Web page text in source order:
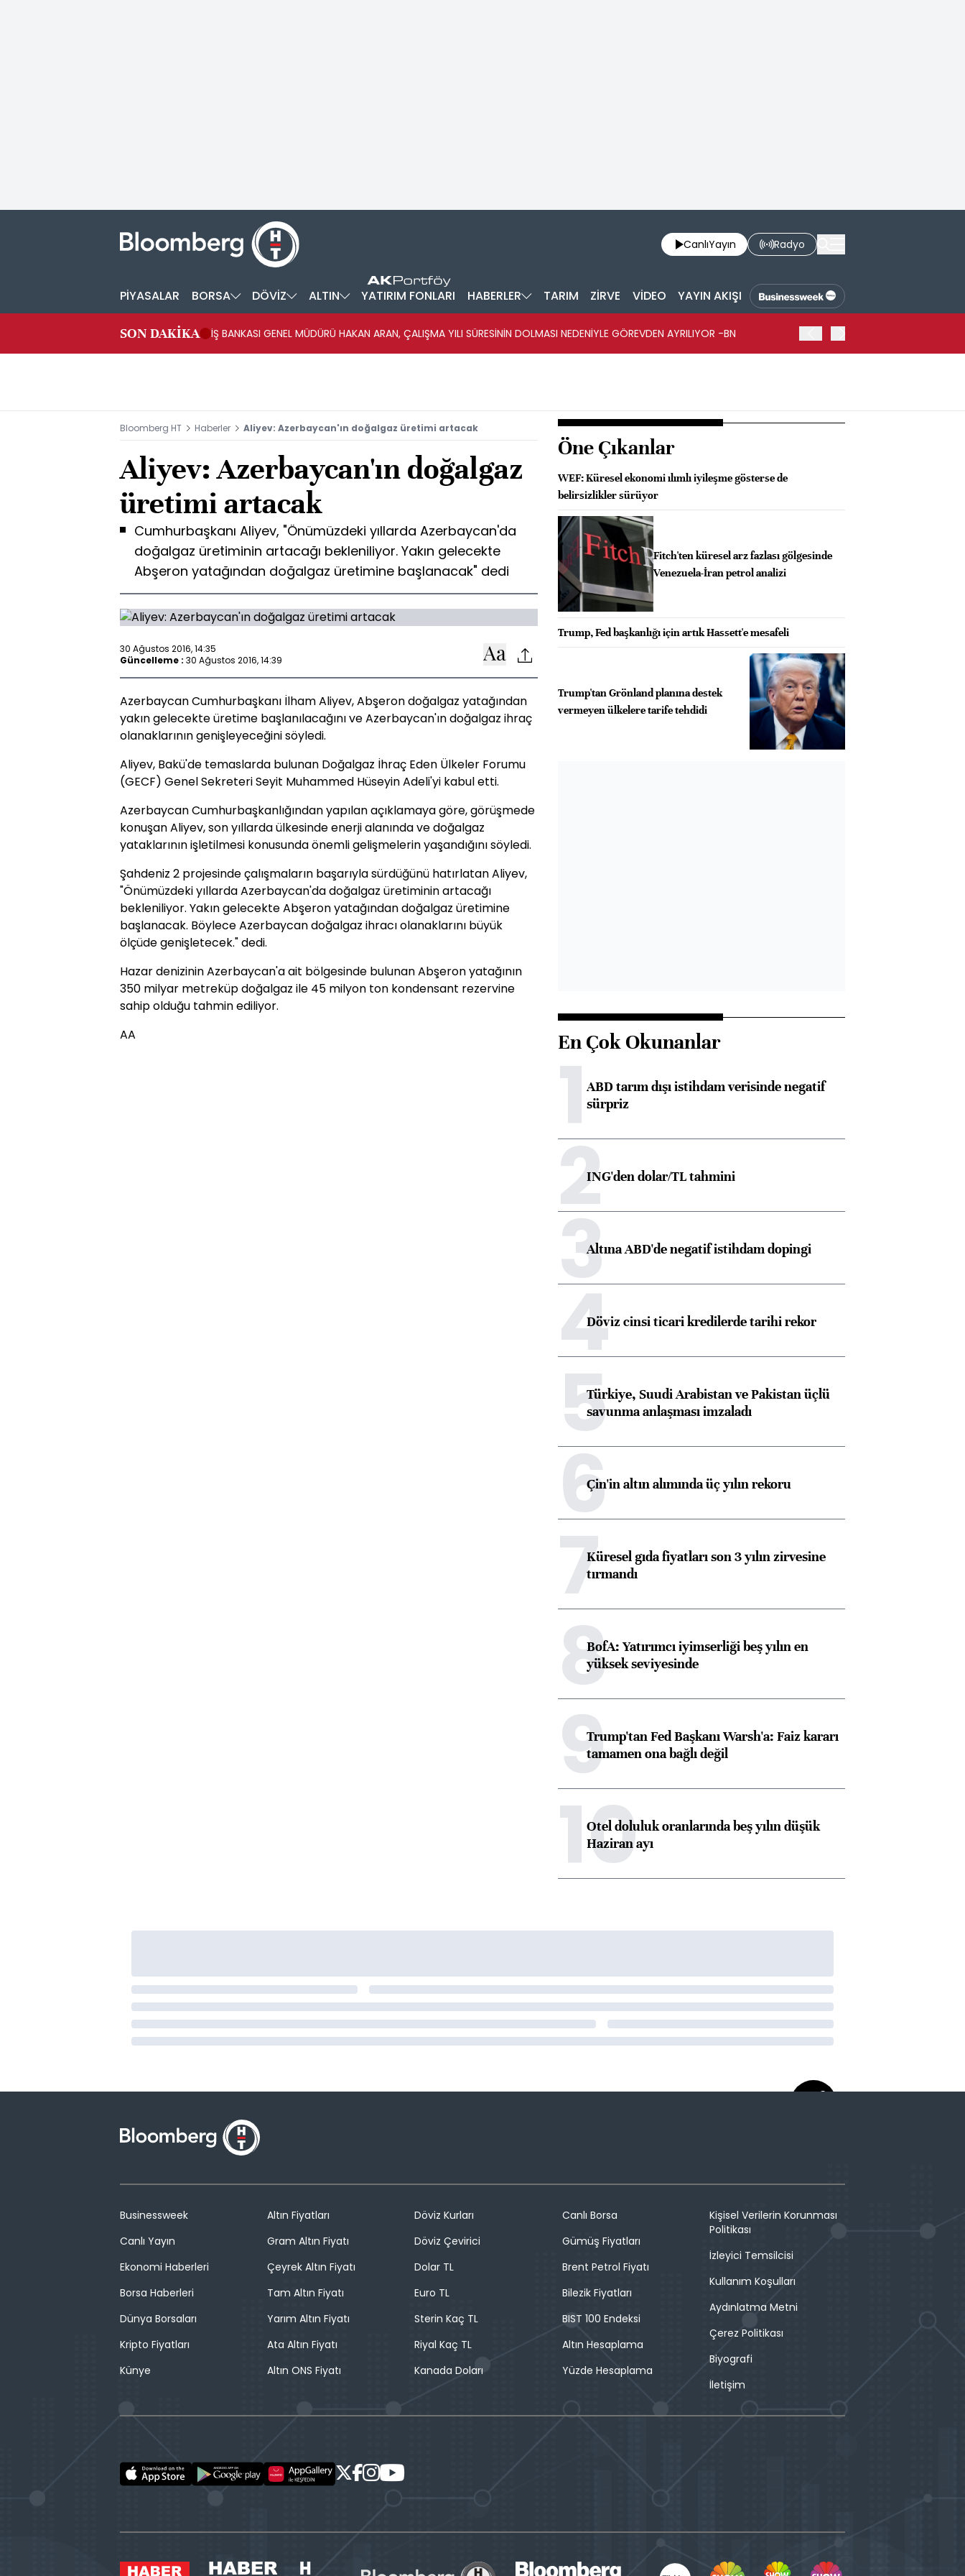
CanlıYayın Radyo
PİYASALAR BORSA DÖVİZ ALTIN YATIRIM FONLARI HABERLER TARIM ZİRVE VİDEO YAYIN AKIŞI
SON DAKİKA İŞ BANKASI GENEL MÜDÜRÜ HAKAN ARAN, ÇALIŞMA YILI SÜRESİNİN DOLMASI NEDENİYLE GÖREVDEN AYRILIYOR -BN
Bloomberg HT Haberler Aliyev: Azerbaycan'ın doğalgaz üretimi artacak
Aliyev: Azerbaycan'ın doğalgaz
üretimi artacak
Cumhurbaşkanı Aliyev, "Önümüzdeki yıllarda Azerbaycan'da
doğalgaz üretiminin artacağı bekleniliyor. Yakın gelecekte
Abşeron yatağından doğalgaz üretimine başlanacak" dedi
30 Ağustos 2016, 14:35
Güncelleme : 30 Ağustos 2016, 14:39
Azerbaycan Cumhurbaşkanı İlham Aliyev, Abşeron doğalgaz yatağından
yakın gelecekte üretime başlanılacağını ve Azerbaycan'ın doğalgaz ihraç
olanaklarının genişleyeceğini söyledi.
Aliyev, Bakü'de temaslarda bulunan Doğalgaz İhraç Eden Ülkeler Forumu
(GECF) Genel Sekreteri Seyit Muhammed Hüseyin Adeli'yi kabul etti.
Azerbaycan Cumhurbaşkanlığından yapılan açıklamaya göre, görüşmede
konuşan Aliyev, son yıllarda ülkesinde enerji alanında ve doğalgaz
yataklarının işletilmesi konusunda önemli gelişmelerin yaşandığını söyledi.
Şahdeniz 2 projesinde çalışmaların başarıyla sürdüğünü hatırlatan Aliyev,
"Önümüzdeki yıllarda Azerbaycan'da doğalgaz üretiminin artacağı
bekleniliyor. Yakın gelecekte Abşeron yatağından doğalgaz üretimine
başlanacak. Böylece Azerbaycan doğalgaz ihracı olanaklarını büyük
ölçüde genişletecek." dedi.
Hazar denizinin Azerbaycan'a ait bölgesinde bulunan Abşeron yatağının
350 milyar metreküp doğalgaz ile 45 milyon ton kondensant rezervine
sahip olduğu tahmin ediliyor.
AA
Öne Çıkanlar
WEF: Küresel ekonomi ılımlı iyileşme gösterse de
belirsizlikler sürüyor
Fitch'ten küresel arz fazlası gölgesinde
Venezuela-İran petrol analizi
Trump, Fed başkanlığı için artık Hassett'e mesafeli
Trump'tan Grönland planına destek
vermeyen ülkelere tarife tehdidi
En Çok Okunanlar
1ABD tarım dışı istihdam verisinde negatif
sürpriz
2ING'den dolar/TL tahmini
3Altına ABD'de negatif istihdam dopingi
4Döviz cinsi ticari kredilerde tarihi rekor
5Türkiye, Suudi Arabistan ve Pakistan üçlü
savunma anlaşması imzaladı
6Çin'in altın alımında üç yılın rekoru
7Küresel gıda fiyatları son 3 yılın zirvesine
tırmandı
8BofA: Yatırımcı iyimserliği beş yılın en
yüksek seviyesinde
9Trump'tan Fed Başkanı Warsh'a: Faiz kararı
tamamen ona bağlı değil
10
Otel doluluk oranlarında beş yılın düşük
Haziran ayı
Businessweek
Canlı Yayın
Ekonomi Haberleri
Borsa Haberleri
Dünya Borsaları
Kripto Fiyatları
Künye
Altın Fiyatları
Gram Altın Fiyatı
Çeyrek Altın Fiyatı
Tam Altın Fiyatı
Yarım Altın Fiyatı
Ata Altın Fiyatı
Altın ONS Fiyatı
Döviz Kurları
Döviz Çevirici
Dolar TL
Euro TL
Sterin Kaç TL
Riyal Kaç TL
Kanada Doları
Canlı Borsa
Gümüş Fiyatları
Brent Petrol Fiyatı
Bilezik Fiyatları
BIST 100 Endeksi
Altın Hesaplama
Yüzde Hesaplama
Kişisel Verilerin Korunması
Politikası
İzleyici Temsilcisi
Kullanım Koşulları
Aydınlatma Metni
Çerez Politikası
Biyografi
İletişim